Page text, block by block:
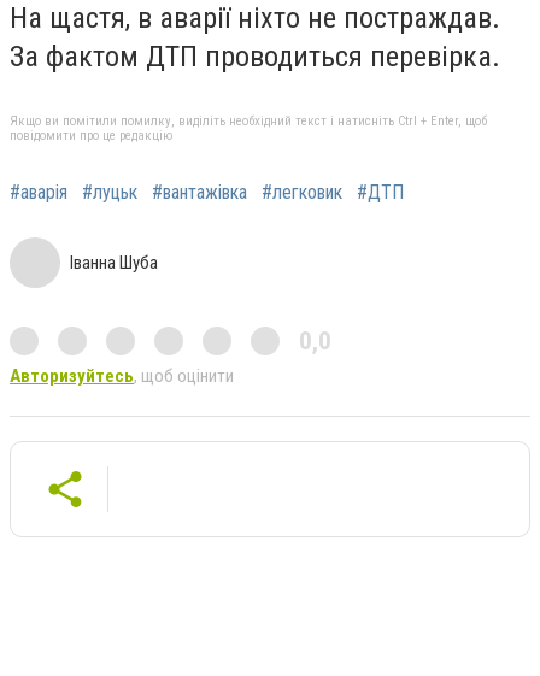
На щастя, в аварії ніхто не постраждав.
За фактом ДТП проводиться перевірка.
Якщо ви помітили помилку, виділіть необхідний текст і натисніть Ctrl + Enter, щоб
повідомити про це редакцію
#аварія #луцьк #вантажівка #легковик #ДТП
Іванна Шуба
0,0
Авторизуйтесь, щоб оцінити